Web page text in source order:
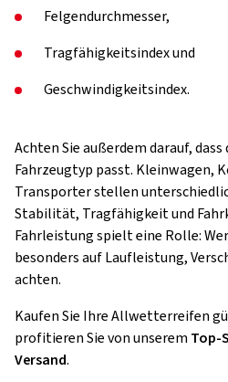
Felgendurchmesser,
Tragfähigkeitsindex und
Geschwindigkeitsindex.
Achten Sie außerdem darauf,
Fahrzeugtyp passt. Kleinwagen,
Transporter stellen
Stabilität, Tragfähigkeit und
Fahrleistung spielt eine Rolle:
besonders auf Laufleistung,
achten.
Kaufen Sie Ihre Allwetterreifen
profitieren Sie von unserem Top-
Versand.